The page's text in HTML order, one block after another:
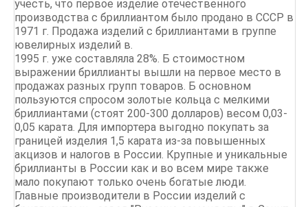
учесть, что первое изделие отечественного
производства с бриллиантом было продано в СССР в
1971 г. Продажа изделий с бриллиантами в группе
ювелирных изделий в.
1995 г. уже составляла 28%. Б стоимостном
выражении бриллианты вышли на первое место в
продажах разных групп товаров. Б основном
пользуются спросом золотые кольца с мелкими
бриллиантами (стоят 200-300 долларов) весом 0,03-
0,05 карата. Для импортера выгодно покупать за
границей изделия 1,5 карата из-за повышенных
акцизов и налогов в России. Крупные и уникальные
бриллианты в России как и во всем мире также
мало покупают только очень богатые люди.
Главные производители в России изделий с